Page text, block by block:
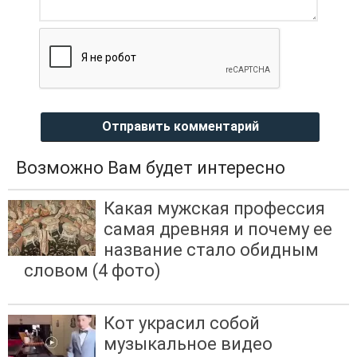
Отправить комментарий
Возможно Вам будет интересно
Какая мужская профессия
самая древняя и почему ее
название стало обидным
словом (4 фото)
Кот украсил собой
музыкальное видео